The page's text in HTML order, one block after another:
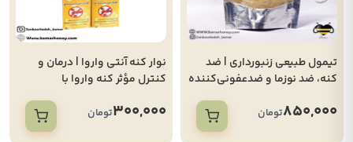
تیمول طبیعی زنبورداری | ضد
کنه، ضد نوزما و ضدعفونی‌کننده
850,000تومان
نوار کنه آنتی واروا | درمان و
کنترل مؤثر کنه واروا با
300,000تومان